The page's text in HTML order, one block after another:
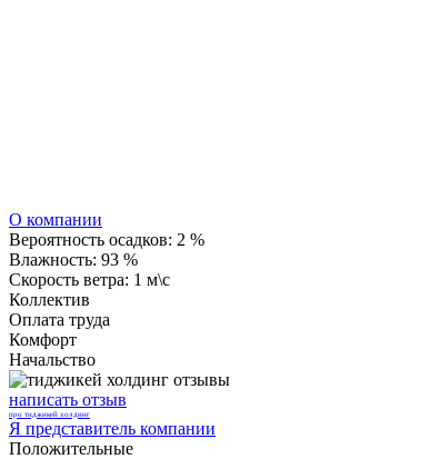
О компании
Вероятность осадков: 2 %
Влажность: 93 %
Скорость ветра: 1 м\с
Коллектив
Оплата труда
Комфорт
Начальство
написать отзыв
про тиджикей холдинг
Я представитель компании
Положительные